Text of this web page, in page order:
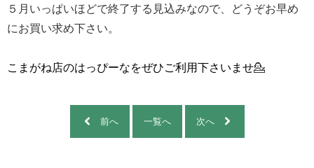
５月いっぱいほどで終了する見込みなので、どうぞお早め
にお買い求め下さい。
こまがね店のはっぴーなをぜひご利用下さいませ💁
前へ 一覧へ 次へ